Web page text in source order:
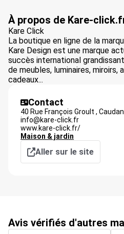
À propos de Kare-
Kare Click
La boutique en ligne de la
Kare Design est une marque
succès international
de meubles, luminaires, miroirs,
cadeaux...
Contact
40 Rue François Groult , Caudan
info@kare-click.fr
www.kare-click.fr/
Maison & jardin
Aller sur le site
Avis vérifiés d'autres